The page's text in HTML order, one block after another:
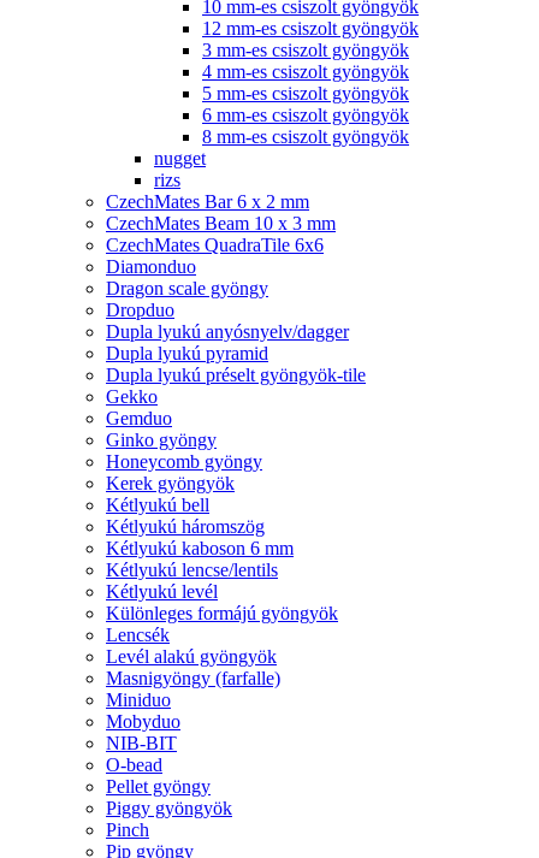
10 mm-es csiszolt gyöngyök
12 mm-es csiszolt gyöngyök
3 mm-es csiszolt gyöngyök
4 mm-es csiszolt gyöngyök
5 mm-es csiszolt gyöngyök
6 mm-es csiszolt gyöngyök
8 mm-es csiszolt gyöngyök
nugget
rizs
CzechMates Bar 6 x 2 mm
CzechMates Beam 10 x 3 mm
CzechMates QuadraTile 6x6
Diamonduo
Dragon scale gyöngy
Dropduo
Dupla lyukú anyósnyelv/dagger
Dupla lyukú pyramid
Dupla lyukú préselt gyöngyök-tile
Gekko
Gemduo
Ginko gyöngy
Honeycomb gyöngy
Kerek gyöngyök
Kétlyukú bell
Kétlyukú háromszög
Kétlyukú kaboson 6 mm
Kétlyukú lencse/lentils
Kétlyukú levél
Különleges formájú gyöngyök
Lencsék
Levél alakú gyöngyök
Masnigyöngy (farfalle)
Miniduo
Mobyduo
NIB-BIT
O-bead
Pellet gyöngy
Piggy gyöngyök
Pinch
Pip gyöngy